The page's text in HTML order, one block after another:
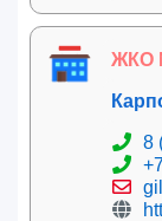
ЖКО
8